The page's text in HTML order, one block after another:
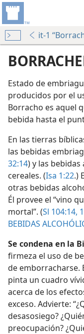
it-1
el cristiano?
Estado de
producidos por el
Borracho es aquel
bebida hasta el
En las tierras
las bebidas
32:14) y las
cereales. (Isa 1:22.)
otras bebidas
Él provee el “vino
mortal”. (Sl 104:14,
BEBIDAS
Se condena en la
firmeza el uso de
de emborracharse.
pinta un cuadro
acerca de los
exceso. Advierte:
desasosiego?
preocupación?